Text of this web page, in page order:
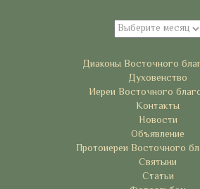
Архивы
Диаконы Восточного
Духовенство
Иереи Восточного
Контакты
Новости
Объявление
Протоиереи Восточного
Святыни
Статьи